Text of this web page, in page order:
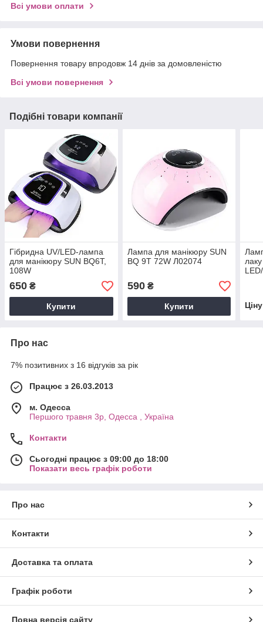
Всі умови оплати
Умови повернення
Повернення товару впродовж 14 днів за домовленістю
Всі умови повернення
Подібні товари компанії
Гібридна UV/LED-лампа
для манікюру SUN BQ6T,
108W
650 ₴
Купити
Лампа для манікюру SUN
BQ 9T 72W Л02074
590₴
Купити
Про нас
7% позитивних з 16 відгуків за рік
Працює з 26.03.2013
м. Одесса
Першого травня 3р, Одесса , Україна
Контакти
Сьогодні працює з 09:00 до 18:00
Показати весь графік роботи
Про нас
Контакти
Доставка та оплата
Графік роботи
Повна версія сайту